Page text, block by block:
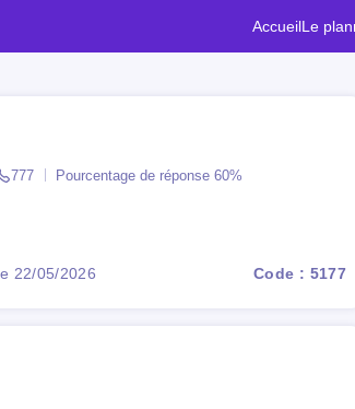
AccueilLe
777 Pourcentage de réponse 60%
22/05/2026 Code : 5177